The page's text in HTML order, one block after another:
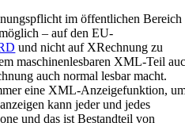
im öffentlichen Bereich
– auf den EU-
und nicht auf XRechnung zu
maschinenlesbaren XML-Teil
auch normal lesbar macht.
eine XML-Anzeigefunktion,
kann jeder und jedes
und das ist Bestandteil von